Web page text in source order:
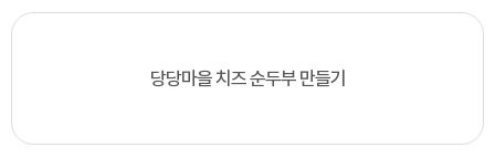
당당마을 치즈 순두부 만들기